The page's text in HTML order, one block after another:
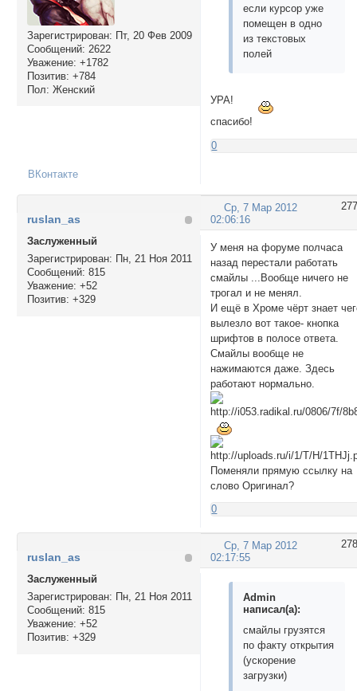
Зарегистрирован: Пт, 20 Фев 2009
Сообщений: 2622
Уважение: +1782
Позитив: +784
Пол: Женский
если курсор уже
помещен в одно
из текстовых
полей
УРА!
спасибо!
0
ВКонтакте
277
Ср, 7 Мар 2012
02:06:16
ruslan_as
Заслуженный
Зарегистрирован: Пн, 21 Ноя 2011
Сообщений: 815
Уважение: +52
Позитив: +329
У меня на форуме полчаса
назад перестали работать
смайлы ...Вообще ничего не
трогал и не менял.
И ещё в Хроме чёрт знает
вылезло вот такое- кнопка
шрифтов в полосе ответа.
Смайлы вообще не
нажимаются даже. Здесь
работают нормально.
Поменяли прямую ссылку на
слово Оригинал?
0
278
Ср, 7 Мар 2012
02:17:55
ruslan_as
Заслуженный
Зарегистрирован: Пн, 21 Ноя 2011
Сообщений: 815
Уважение: +52
Позитив: +329
Admin
написал(а):
смайлы грузятся
по факту открытия
(ускорение
загрузки)